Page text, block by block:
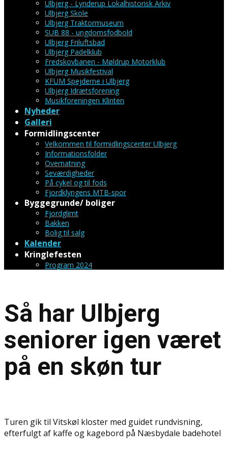
Ulbjerg - Lynderup Lokalhistorisk Arkiv
Ulbjerg Skole
Ulbjerg Traktormuseum
SUB 88 - ungdomsfodbold
Ulbjerg Friluftsbad
Ulbjerg Padelklub
Fredskovbanen - Møldrup Motorklub
Ulbjerg Musikfestival
KFUM Spejderne i Ulbjerg
Ulbjerg Idrætsforening
Musikforeningen Klinten
Nyheder
Galleri
Formidlingscenter
Velkommen til formidlingscenter Ulbjerg
Informationsfolder
Overnatning
Seværdigheder
På cykel og til fods
Fjordklyngens MTB-spor
Byggegrunde/ boliger
Fjordglimt
Bakken
Bolig til salg
Kalender
Kringlefesten
Program 2024
Så har Ulbjerg
seniorer igen været
på en skøn tur
Turen gik til Vitskøl kloster med guidet rundvisning,
efterfulgt af kaffe og kagebord på Næsbydale badehotel